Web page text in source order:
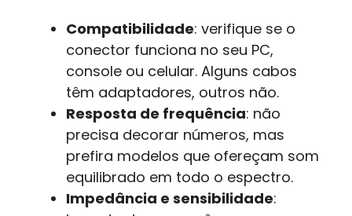
Compatibilidade: verifique se o
conector funciona no seu PC,
console ou celular. Alguns cabos
têm adaptadores, outros não.
Resposta de frequência: não
precisa decorar números, mas
prefira modelos que ofereçam som
equilibrado em todo o espectro.
Impedância e sensibilidade: